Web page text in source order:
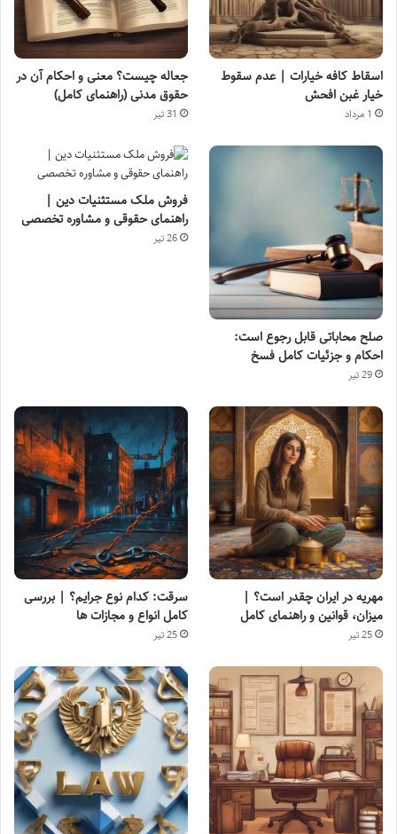
اسقاط کافه خیارات | عدم سقوط
خیار غبن افحش
1 مرداد
جعاله چیست؟ معنی و احکام آن در
حقوق مدنی (راهنمای کامل)
31 تیر
صلح محاباتی قابل رجوع است:
احکام و جزئیات کامل فسخ
29 تیر
فروش ملک مستثنیات دین |
راهنمای حقوقی و مشاوره تخصصی
26 تیر
مهریه در ایران چقدر است؟ |
میزان، قوانین و راهنمای کامل
25 تیر
سرقت: کدام نوع جرایم؟ | بررسی
کامل انواع و مجازات ها
25 تیر